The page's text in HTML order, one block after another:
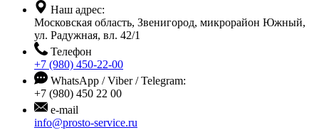
Наш адрес:
Московская область, Звенигород, микрорайон Южный,
ул. Радужная, вл. 42/1
Телефон
+7 (980) 450-22-00
WhatsApp / Viber / Telegram:
+7 (980) 450 22 00
e-mail
info@prosto-service.ru